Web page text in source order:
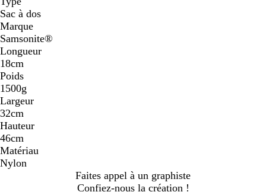
Sac à dos
Marque
Samsonite®
Longueur
18cm
Poids
1500g
Largeur
32cm
Hauteur
46cm
Matériau
Nylon
Faites appel à un graphiste
Confiez-nous la création !